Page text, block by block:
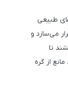
طبیعی
می‌سازد و
تا
از گره